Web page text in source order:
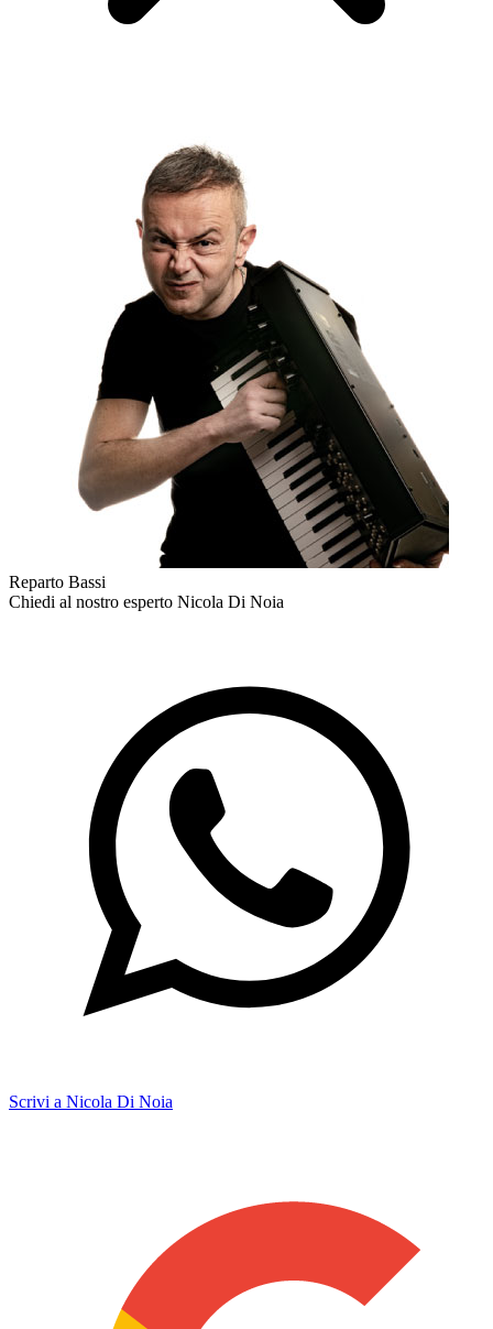
Reparto Bassi
Chiedi al nostro esperto Nicola Di Noia
Scrivi a Nicola Di Noia